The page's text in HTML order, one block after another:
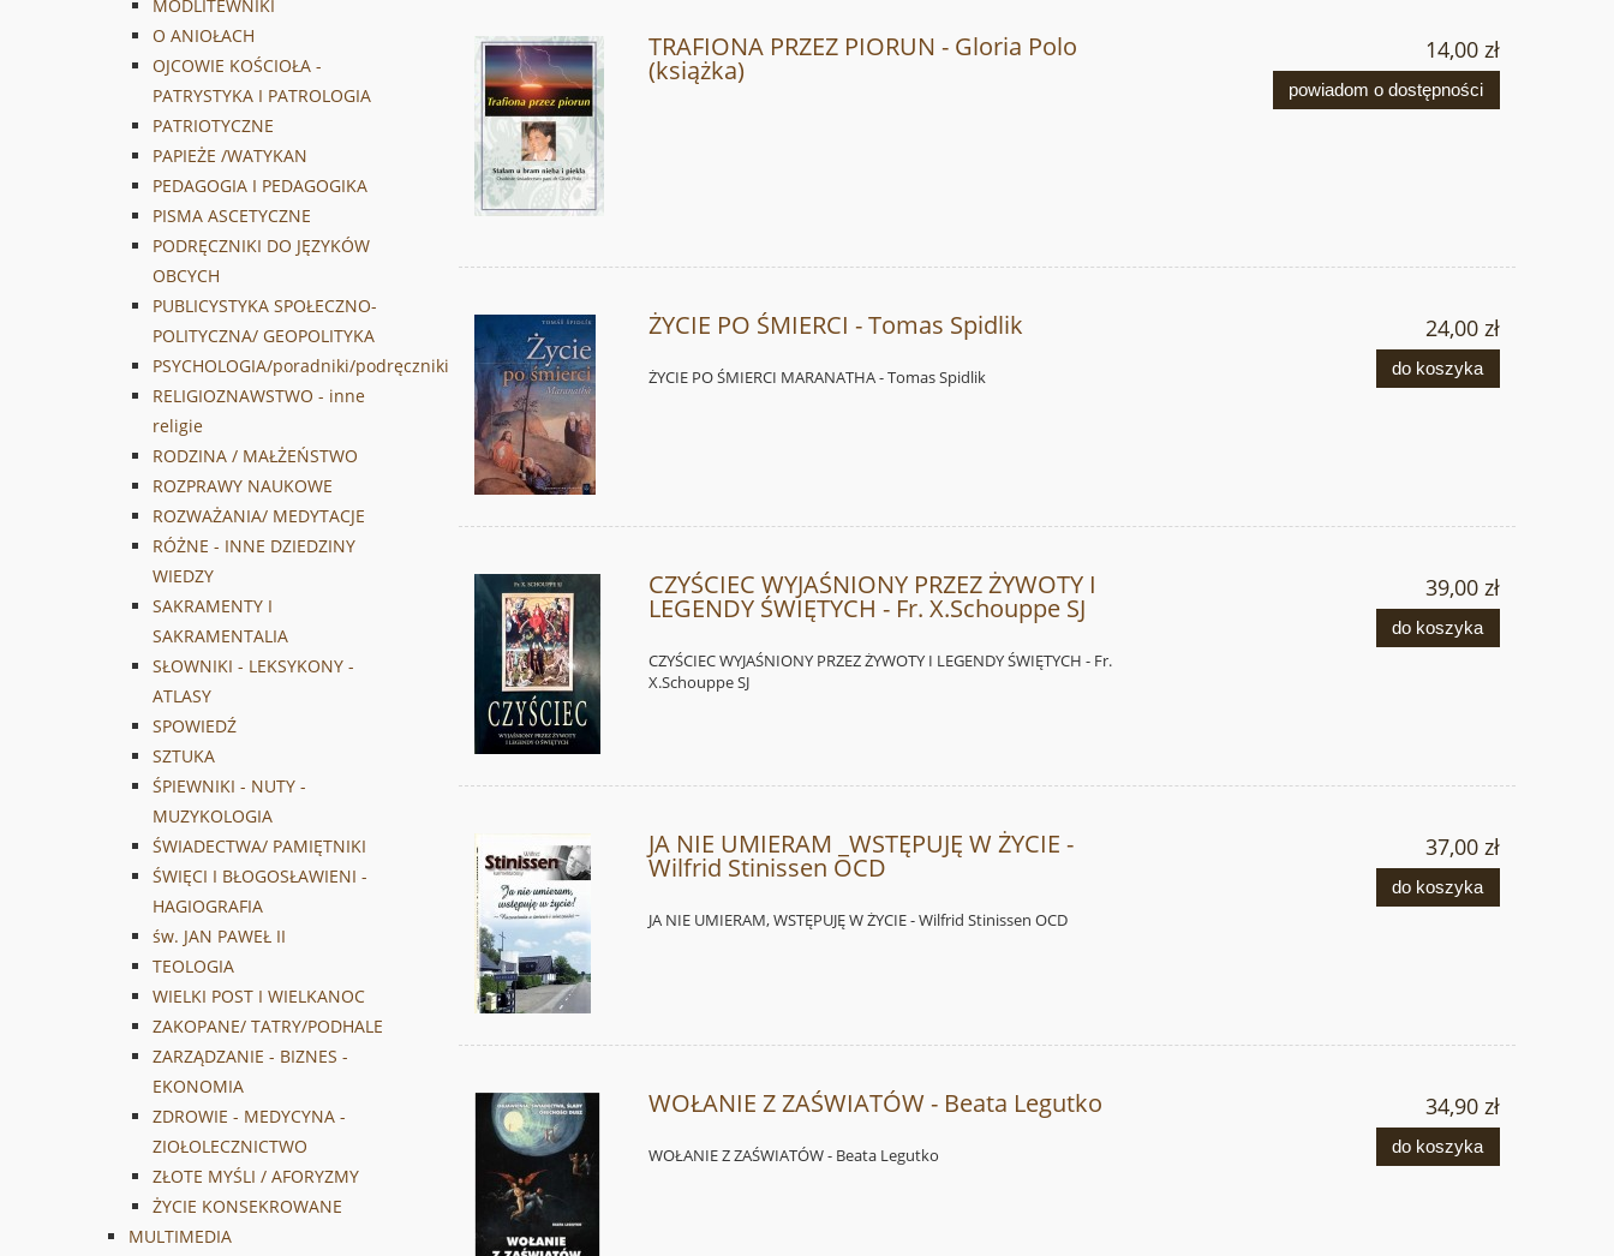
MODLITEWNIKI
O ANIOŁACH
OJCOWIE KOŚCIOŁA -
PATRYSTYKA I PATROLOGIA
PATRIOTYCZNE
PAPIEŻE /WATYKAN
PEDAGOGIA I PEDAGOGIKA
PISMA ASCETYCZNE
PODRĘCZNIKI DO JĘZYKÓW
OBCYCH
PUBLICYSTYKA SPOŁECZNO-
POLITYCZNA/ GEOPOLITYKA
PSYCHOLOGIA/poradniki/podręczniki
RELIGIOZNAWSTWO - inne
religie
RODZINA / MAŁŻEŃSTWO
ROZPRAWY NAUKOWE
ROZWAŻANIA/ MEDYTACJE
RÓŻNE - INNE DZIEDZINY
WIEDZY
SAKRAMENTY I
SAKRAMENTALIA
SŁOWNIKI - LEKSYKONY -
ATLASY
SPOWIEDŹ
SZTUKA
ŚPIEWNIKI - NUTY -
MUZYKOLOGIA
ŚWIADECTWA/ PAMIĘTNIKI
ŚWIĘCI I BŁOGOSŁAWIENI -
HAGIOGRAFIA
św. JAN PAWEŁ II
TEOLOGIA
WIELKI POST I WIELKANOC
ZAKOPANE/ TATRY/PODHALE
ZARZĄDZANIE - BIZNES -
EKONOMIA
ZDROWIE - MEDYCYNA -
ZIOŁOLECZNICTWO
ZŁOTE MYŚLI / AFORYZMY
ŻYCIE KONSEKROWANE
MULTIMEDIA
TRAFIONA PRZEZ PIORUN - Gloria Polo
(książka)
14,00 zł
powiadom o dostępności
ŻYCIE PO ŚMIERCI - Tomas Spidlik
ŻYCIE PO ŚMIERCI MARANATHA - Tomas Spidlik
24,00 zł
do koszyka
CZYŚCIEC WYJAŚNIONY PRZEZ ŻYWOTY I
LEGENDY ŚWIĘTYCH - Fr. X.Schouppe SJ
CZYŚCIEC WYJAŚNIONY PRZEZ ŻYWOTY I LEGENDY ŚWIĘTYCH - Fr.
X.Schouppe SJ
39,00 zł
do koszyka
JA NIE UMIERAM _WSTĘPUJĘ W ŻYCIE -
Wilfrid Stinissen OCD
JA NIE UMIERAM, WSTĘPUJĘ W ŻYCIE - Wilfrid Stinissen OCD
37,00 zł
do koszyka
WOŁANIE Z ZAŚWIATÓW - Beata Legutko
WOŁANIE Z ZAŚWIATÓW - Beata Legutko
34,90 zł
do koszyka